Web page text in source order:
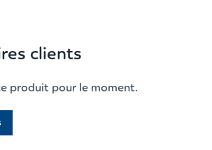
clients
produit pour le moment.